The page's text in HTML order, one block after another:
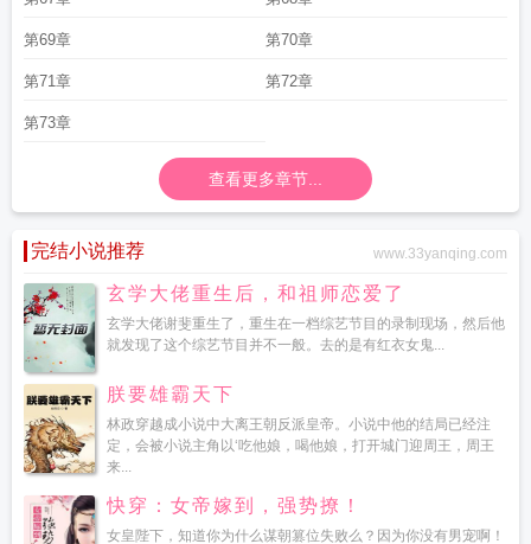
第69章 第70章
第71章 第72章
第73章
查看更多章节...
完结小说推荐 www.33yanqing.com
玄学大佬重生后，和祖师恋爱了
玄学大佬谢斐重生了，重生在一档综艺节目的录制现场，然后他
就发现了这个综艺节目并不一般。去的是有红衣女鬼...
朕要雄霸天下
林政穿越成小说中大离王朝反派皇帝。小说中他的结局已经注
定，会被小说主角以‘吃他娘，喝他娘，打开城门迎周王，周王
来...
快穿：女帝嫁到，强势撩！
女皇陛下，知道你为什么谋朝篡位失败么？因为你没有男宠啊！